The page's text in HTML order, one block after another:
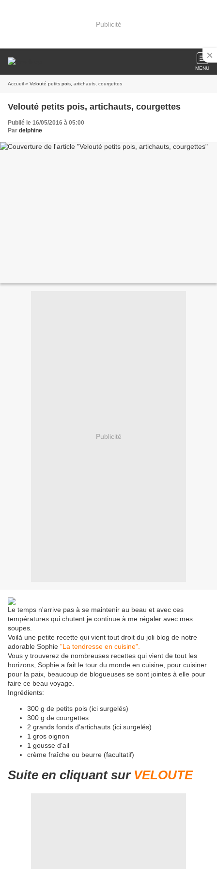
Publicité
MENU
Accueil » Velouté petits pois, artichauts, courgettes
Velouté petits pois, artichauts, courgettes
Publié le 16/05/2016 à 05:00
Par delphine
Publicité
Le temps n'arrive pas à se maintenir au beau et avec ces
températures qui chutent je continue à me régaler avec mes
soupes.
Voilà une petite recette qui vient tout droit du joli blog de notre
adorable Sophie "La tendresse en cuisine".
Vous y trouverez de nombreuses recettes qui vient de tout les
horizons, Sophie a fait le tour du monde en cuisine, pour cuisiner
pour la paix, beaucoup de blogueuses se sont jointes à elle pour
faire ce beau voyage.
Ingrédients:
300 g de petits pois (ici surgelés)
300 g de courgettes
2 grands fonds d'artichauts (ici surgelés)
1 gros oignon
1 gousse d'ail
crème fraîche ou beurre (facultatif)
Suite en cliquant sur VELOUTE